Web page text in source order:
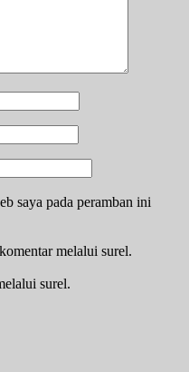
saya pada peramban ini
melalui surel.
surel.